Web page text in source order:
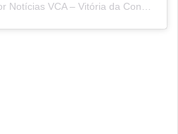
Um post compartilhado por Notícias VCA – Vitória da Conquista (@sitenoticiasvca)